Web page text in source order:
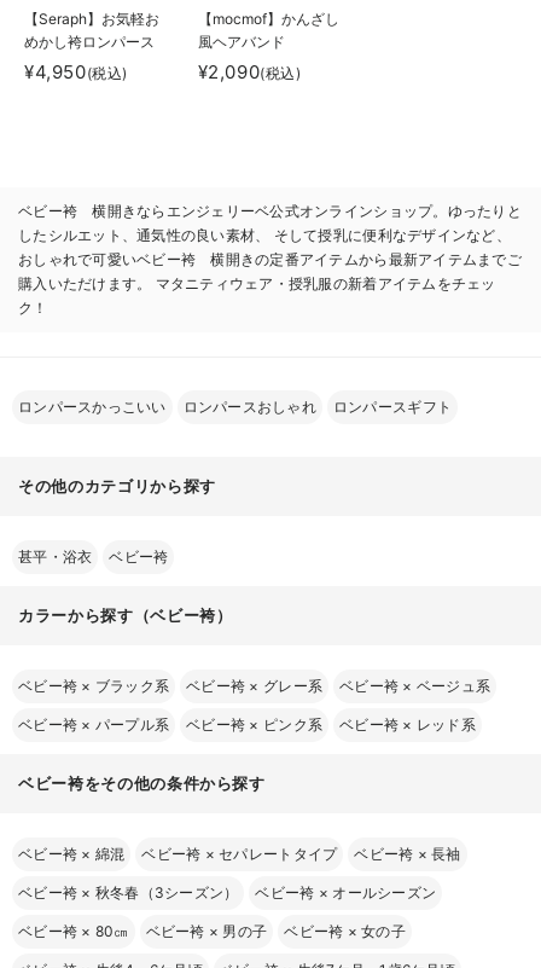
【Seraph】お気軽お
めかし袴ロンパース
男の子 女の子
¥4,950(税込)
【mocmof】かんざし
風ヘアバンド
¥2,090(税込)
ベビー袴 横開きならエンジェリーベ公式オンラインショップ。ゆったりと
したシルエット、通気性の良い素材、 そして授乳に便利なデザインなど、
おしゃれで可愛いベビー袴 横開きの定番アイテムから最新アイテムまでご
購入いただけます。 マタニティウェア・授乳服の新着アイテムをチェッ
ク！
ロンパースかっこいい ロンパースおしゃれ ロンパースギフト
その他のカテゴリから探す
甚平・浴衣 ベビー袴
カラーから探す（ベビー袴）
ベビー袴 × ブラック系 ベビー袴 × グレー系 ベビー袴 × ベージュ系
ベビー袴 × パープル系 ベビー袴 × ピンク系 ベビー袴 × レッド系
ベビー袴をその他の条件から探す
ベビー袴 × 綿混 ベビー袴 ×セパレートタイプ ベビー袴 ×長袖
ベビー袴 × 秋冬春（3シーズン） ベビー袴 × オールシーズン
ベビー袴 × 80㎝ ベビー袴 × 男の子 ベビー袴 ×女の子